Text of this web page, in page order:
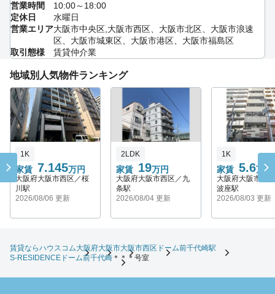
営業時間
10:00～18:00
定休日
水曜日
営業エリア大阪市中央区,大阪市西区、大阪市北区、大阪市浪速
区、大阪市城東区、大阪市港区、大阪市福島区
取引態様
賃貸仲介業
地域別人気物件ランキング
家賃 7.145万円
1K
大阪府大阪市西区／桜
川駅
2026/08/06 更新
家賃 19万円
2LDK
大阪府大阪市西区／九
条駅
2026/08/04 更新
家賃 5.6万円
1K
大阪府大阪市西
波座駅
2026/08/03 更新
賃貸ならハウスコム大阪府大阪市大阪市西区 ドーム前千代崎駅
S-RESIDENCEドーム前千代崎 ＊＊＊号室